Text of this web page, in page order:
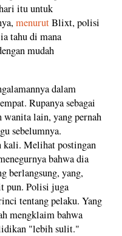
itu untuk
menurutBlixt, polisi
tahu di mana
mudah
dalam
Rupanya sebagai
wanita lain, yang pernah
sebelumnya.
kali. Melihat postingan
bahwa dia
berlangsung, yang,
pun. Polisi juga
tentang pelaku. Yang
mengklaim bahwa
"lebih sulit."